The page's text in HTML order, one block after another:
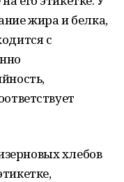
жира и белка,
с
хлебов